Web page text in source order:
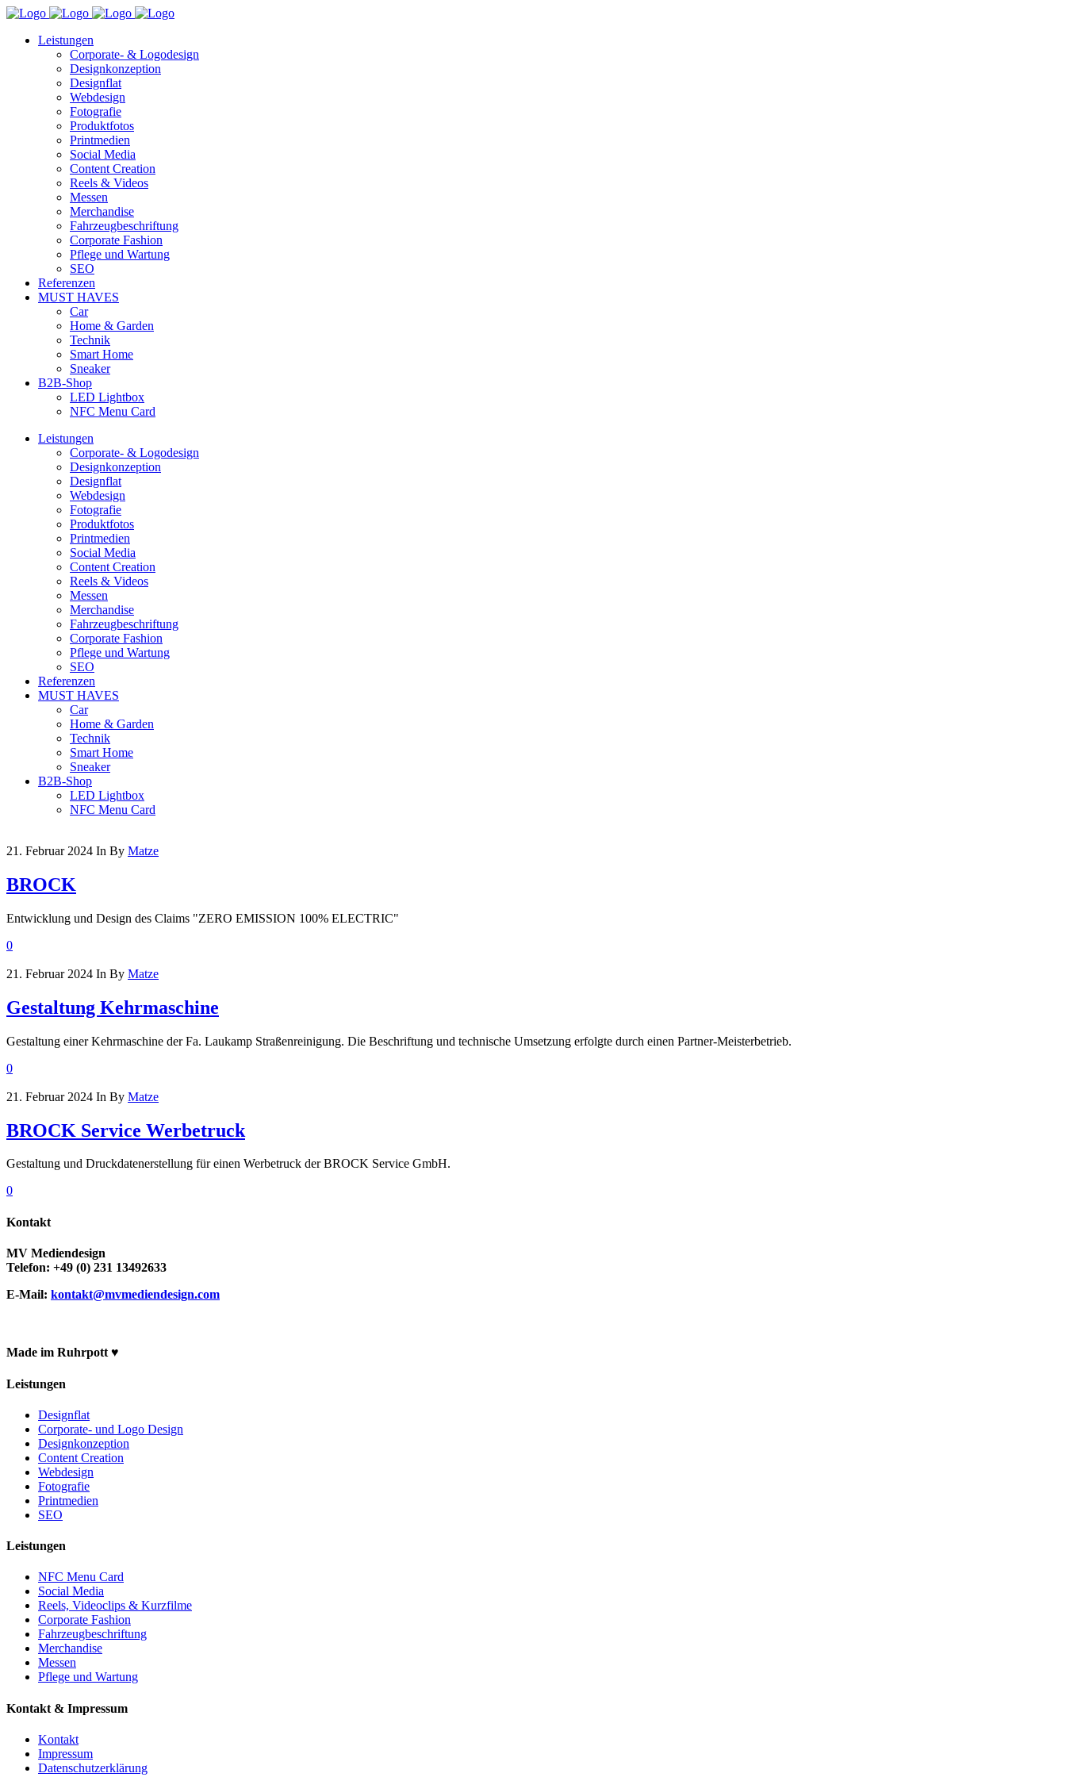
Leistungen
Corporate- & Logodesign
Designkonzeption
Designflat
Webdesign
Fotografie
Produktfotos
Printmedien
Social Media
Content Creation
Reels & Videos
Messen
Merchandise
Fahrzeugbeschriftung
Corporate Fashion
Pflege und Wartung
SEO
Referenzen
MUST HAVES
Car
Home & Garden
Technik
Smart Home
Sneaker
B2B-Shop
LED Lightbox
NFC Menu Card
Leistungen
Corporate- & Logodesign
Designkonzeption
Designflat
Webdesign
Fotografie
Produktfotos
Printmedien
Social Media
Content Creation
Reels & Videos
Messen
Merchandise
Fahrzeugbeschriftung
Corporate Fashion
Pflege und Wartung
SEO
Referenzen
MUST HAVES
Car
Home & Garden
Technik
Smart Home
Sneaker
B2B-Shop
LED Lightbox
NFC Menu Card
21. Februar 2024 In By Matze
BROCK
Entwicklung und Design des Claims "ZERO EMISSION 100% ELECTRIC"
0
21. Februar 2024 In By Matze
Gestaltung Kehrmaschine
Gestaltung einer Kehrmaschine der Fa. Laukamp Straßenreinigung. Die Beschriftung und technische Umsetzung erfolgte durch einen Partner-Meisterbetrieb.
0
21. Februar 2024 In By Matze
BROCK Service Werbetruck
Gestaltung und Druckdatenerstellung für einen Werbetruck der BROCK Service GmbH.
0
Kontakt
MV Mediendesign
Telefon: +49 (0) 231 13492633
E-Mail: kontakt@mvmediendesign.com
Made im Ruhrpott ♥
Leistungen
Designflat
Corporate- und Logo Design
Designkonzeption
Content Creation
Webdesign
Fotografie
Printmedien
SEO
Leistungen
NFC Menu Card
Social Media
Reels, Videoclips & Kurzfilme
Corporate Fashion
Fahrzeugbeschriftung
Merchandise
Messen
Pflege und Wartung
Kontakt & Impressum
Kontakt
Impressum
Datenschutzerklärung